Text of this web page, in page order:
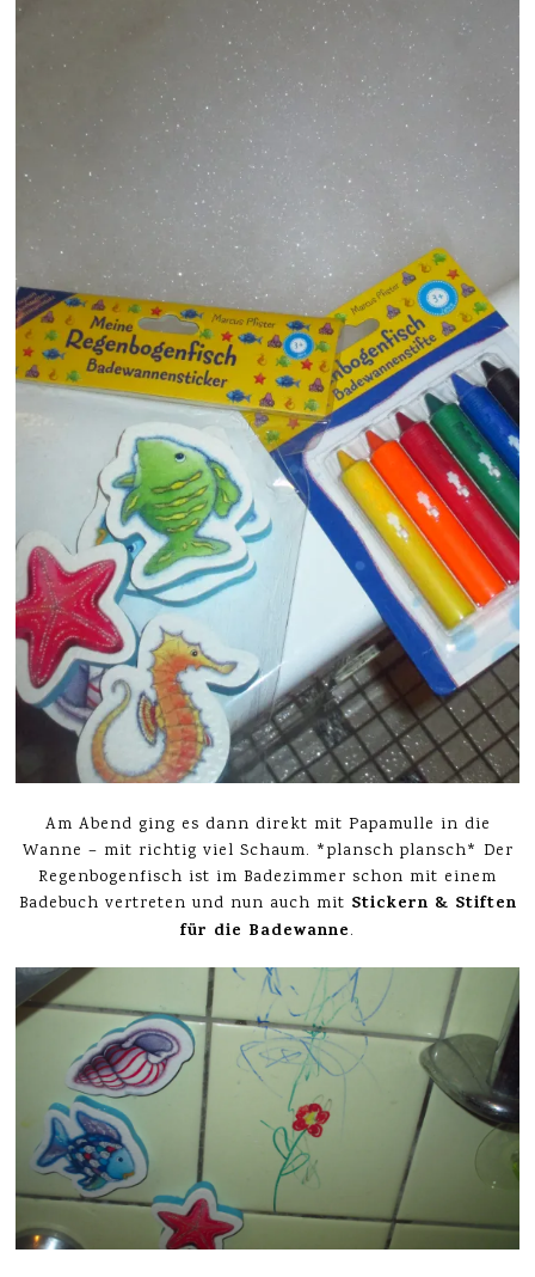
Am Abend ging es dann direkt mit Papamulle in die
Wanne – mit richtig viel Schaum. *plansch plansch* Der
Regenbogenfisch ist im Badezimmer schon mit einem
Badebuch vertreten und nun auch mit Stickern & Stiften
für die Badewanne.